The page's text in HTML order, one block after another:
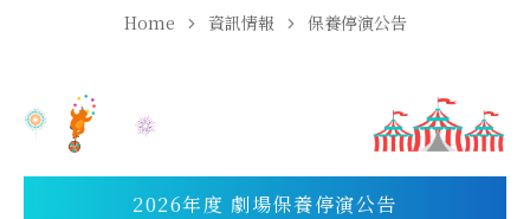
Home 資訊情報 保養停演公告
2026年度 劇場保養停演公告